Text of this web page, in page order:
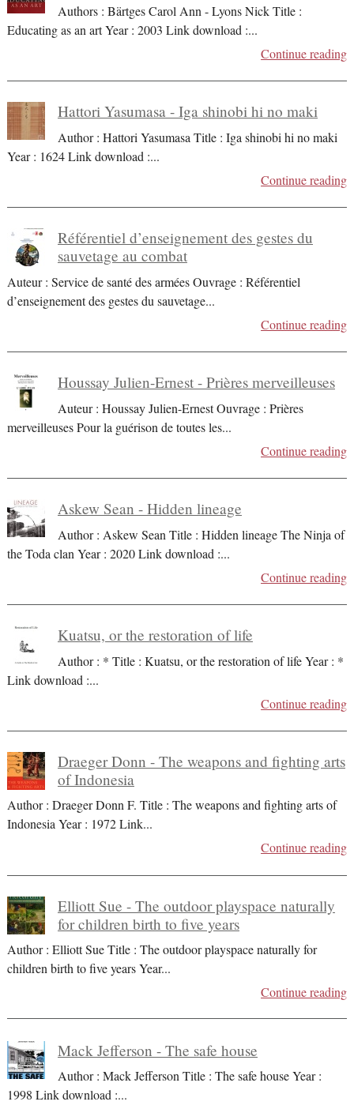
Authors : Bärtges Carol Ann - Lyons Nick Title :
Educating as an art Year : 2003 Link download :...
Continue reading
Hattori Yasumasa - Iga shinobi hi no maki
Author : Hattori Yasumasa Title : Iga shinobi hi no maki
Year : 1624 Link download :...
Continue reading
Référentiel d’enseignement des gestes du
sauvetage au combat
Auteur : Service de santé des armées Ouvrage : Référentiel
d’enseignement des gestes du sauvetage...
Continue reading
Houssay Julien-Ernest - Prières merveilleuses
Auteur : Houssay Julien-Ernest Ouvrage : Prières
merveilleuses Pour la guérison de toutes les...
Continue reading
Askew Sean - Hidden lineage
Author : Askew Sean Title : Hidden lineage The Ninja of
the Toda clan Year : 2020 Link download :...
Continue reading
Kuatsu, or the restoration of life
Author : * Title : Kuatsu, or the restoration of life Year : *
Link download :...
Continue reading
Draeger Donn - The weapons and fighting arts
of Indonesia
Author : Draeger Donn F. Title : The weapons and fighting arts of
Indonesia Year : 1972 Link...
Continue reading
Elliott Sue - The outdoor playspace naturally
for children birth to five years
Author : Elliott Sue Title : The outdoor playspace naturally for
children birth to five years Year...
Continue reading
Mack Jefferson - The safe house
Author : Mack Jefferson Title : The safe house Year :
1998 Link download :...